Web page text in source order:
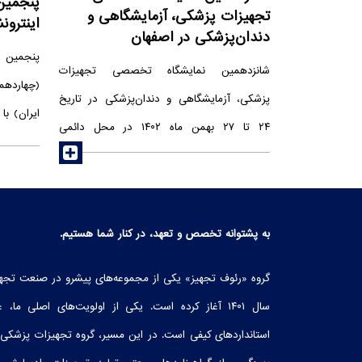
تجهیزات پزشکی، آزمایشگاهی و
دندان‌پزشکی در اصفهان
شانزدهمین نمایشگاه تخصصی تجهیزات
پزشکی، آزمایشگاهی و دندان‌پزشکی در تاریخ
۲۴ تا ۲۷ بهمن ماه ۱۴۰۲ در محل دائمی
نمایشگاه های بین المللی أصفهان برگزار شد.
تولیدکنندگان، تعامل با متخصصان این حوزه و...
همیشه با مشارکت و حضور در این نمایشگاه
تلاش کرد تا در مسیر رسیدن به این مهم‌ها
سهمی داشته باشد.
read more
پنجمین
ایران)
سراسر
جهت
به پشتوانه تخصص و تعهد، در کنار شما هستیم.
گروه «رئوف تجهیز» یکی از مجموعه‌های پیشرو در صنعت
سال ۱۴۰۱ آغاز کرده است. یکی از اولویت‌های اصلی
استانداردهای کیفی است. در این مسیر، گروه تجهیزات